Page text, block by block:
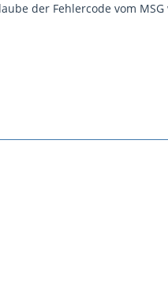
der Fehlercode vom MSG